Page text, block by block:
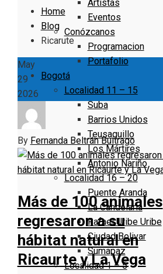
Artistas
Eventos
Conózcanos
Programacion
Portafolio
Bogotá
Localidad 11 – 15
Suba
Barrios Unidos
Teusaquillo
Los Mártires
Antonio Nariño
Localidad 16 – 20
Puente Aranda
La Candelaria
Rafael Uribe Uribe
Ciudad Bolivar
Sumapaz
Localidad 1 – 5
Home
Blog
Ricarute
May
29
2026
By Fernanda Beltrán Buitrago
Más de 100 animales
regresaron a su
hábitat natural en
Ricaurte y La Vega